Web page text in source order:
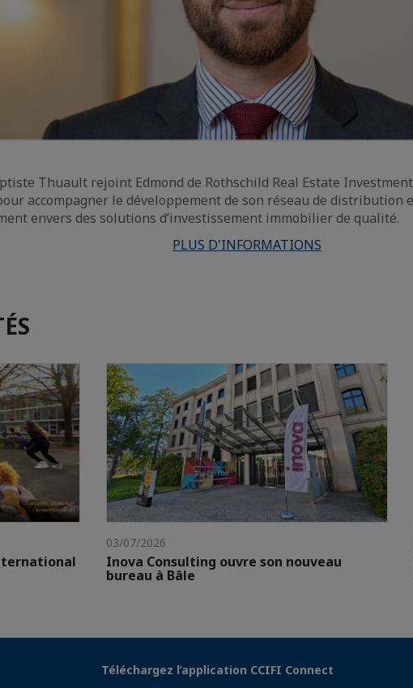
Thuault rejoint Edmond de Rothschild Real Estate
accompagner le développement de son réseau de distribution
envers des solutions d’investissement immobilier de qualité.
PLUS D'INFORMATIONS
03/07/2026
Inova Consulting ouvre son nouveau
bureau à Bâle
Téléchargez l’application CCIFI Connect